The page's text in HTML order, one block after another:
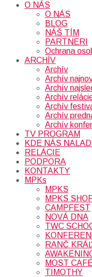
O NÁS
O NÁS
BLOG
NÁŠ TÍM
PARTNERI
Ochrana
ARCHÍV
Archív
Archív
Archív
Archív
Archív
Archív
Archív
TV PROGRAM
KDE NÁS
RELÁCIE
PODPORA
KONTAKTY
MPKs
MPKS
MPKS
CAMPFEST
NOVÁ DNA
TWC
RANČ
MOST
TIMOTHY